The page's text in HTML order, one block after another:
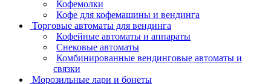
Кофемолки
Кофе для кофемашины и вендинга
Торговые автоматы для вендинга
Кофейные автоматы и аппараты
Снековые автоматы
Комбинированные вендинговые автоматы и
связки
Морозильные лари и бонеты